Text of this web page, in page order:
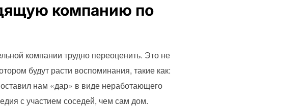
компанию по
компании трудно переоценить. Это не
будут расти воспоминания, такие как:
нам «дар» в виде неработающего
с участием соседей, чем сам дом.